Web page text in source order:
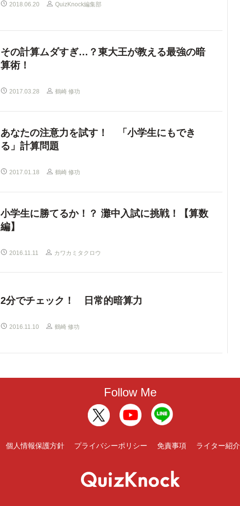
2018.06.20 QuizKnock編集部
その計算ムダすぎ…？東大王が教える最強の暗
算術！
2017.03.28 鶴崎 修功
あなたの注意力を試す！ 「小学生にもでき
る」計算問題
2017.01.18 鶴崎 修功
小学生に勝てるか！？ 灘中入試に挑戦！【算数
編】
2016.11.11 カワカミタクロウ
2分でチェック！ 日常的暗算力
2016.11.10 鶴崎 修功
Follow Me
個人情報保護方針 プライバシーポリシー 免責事項 ライター紹介